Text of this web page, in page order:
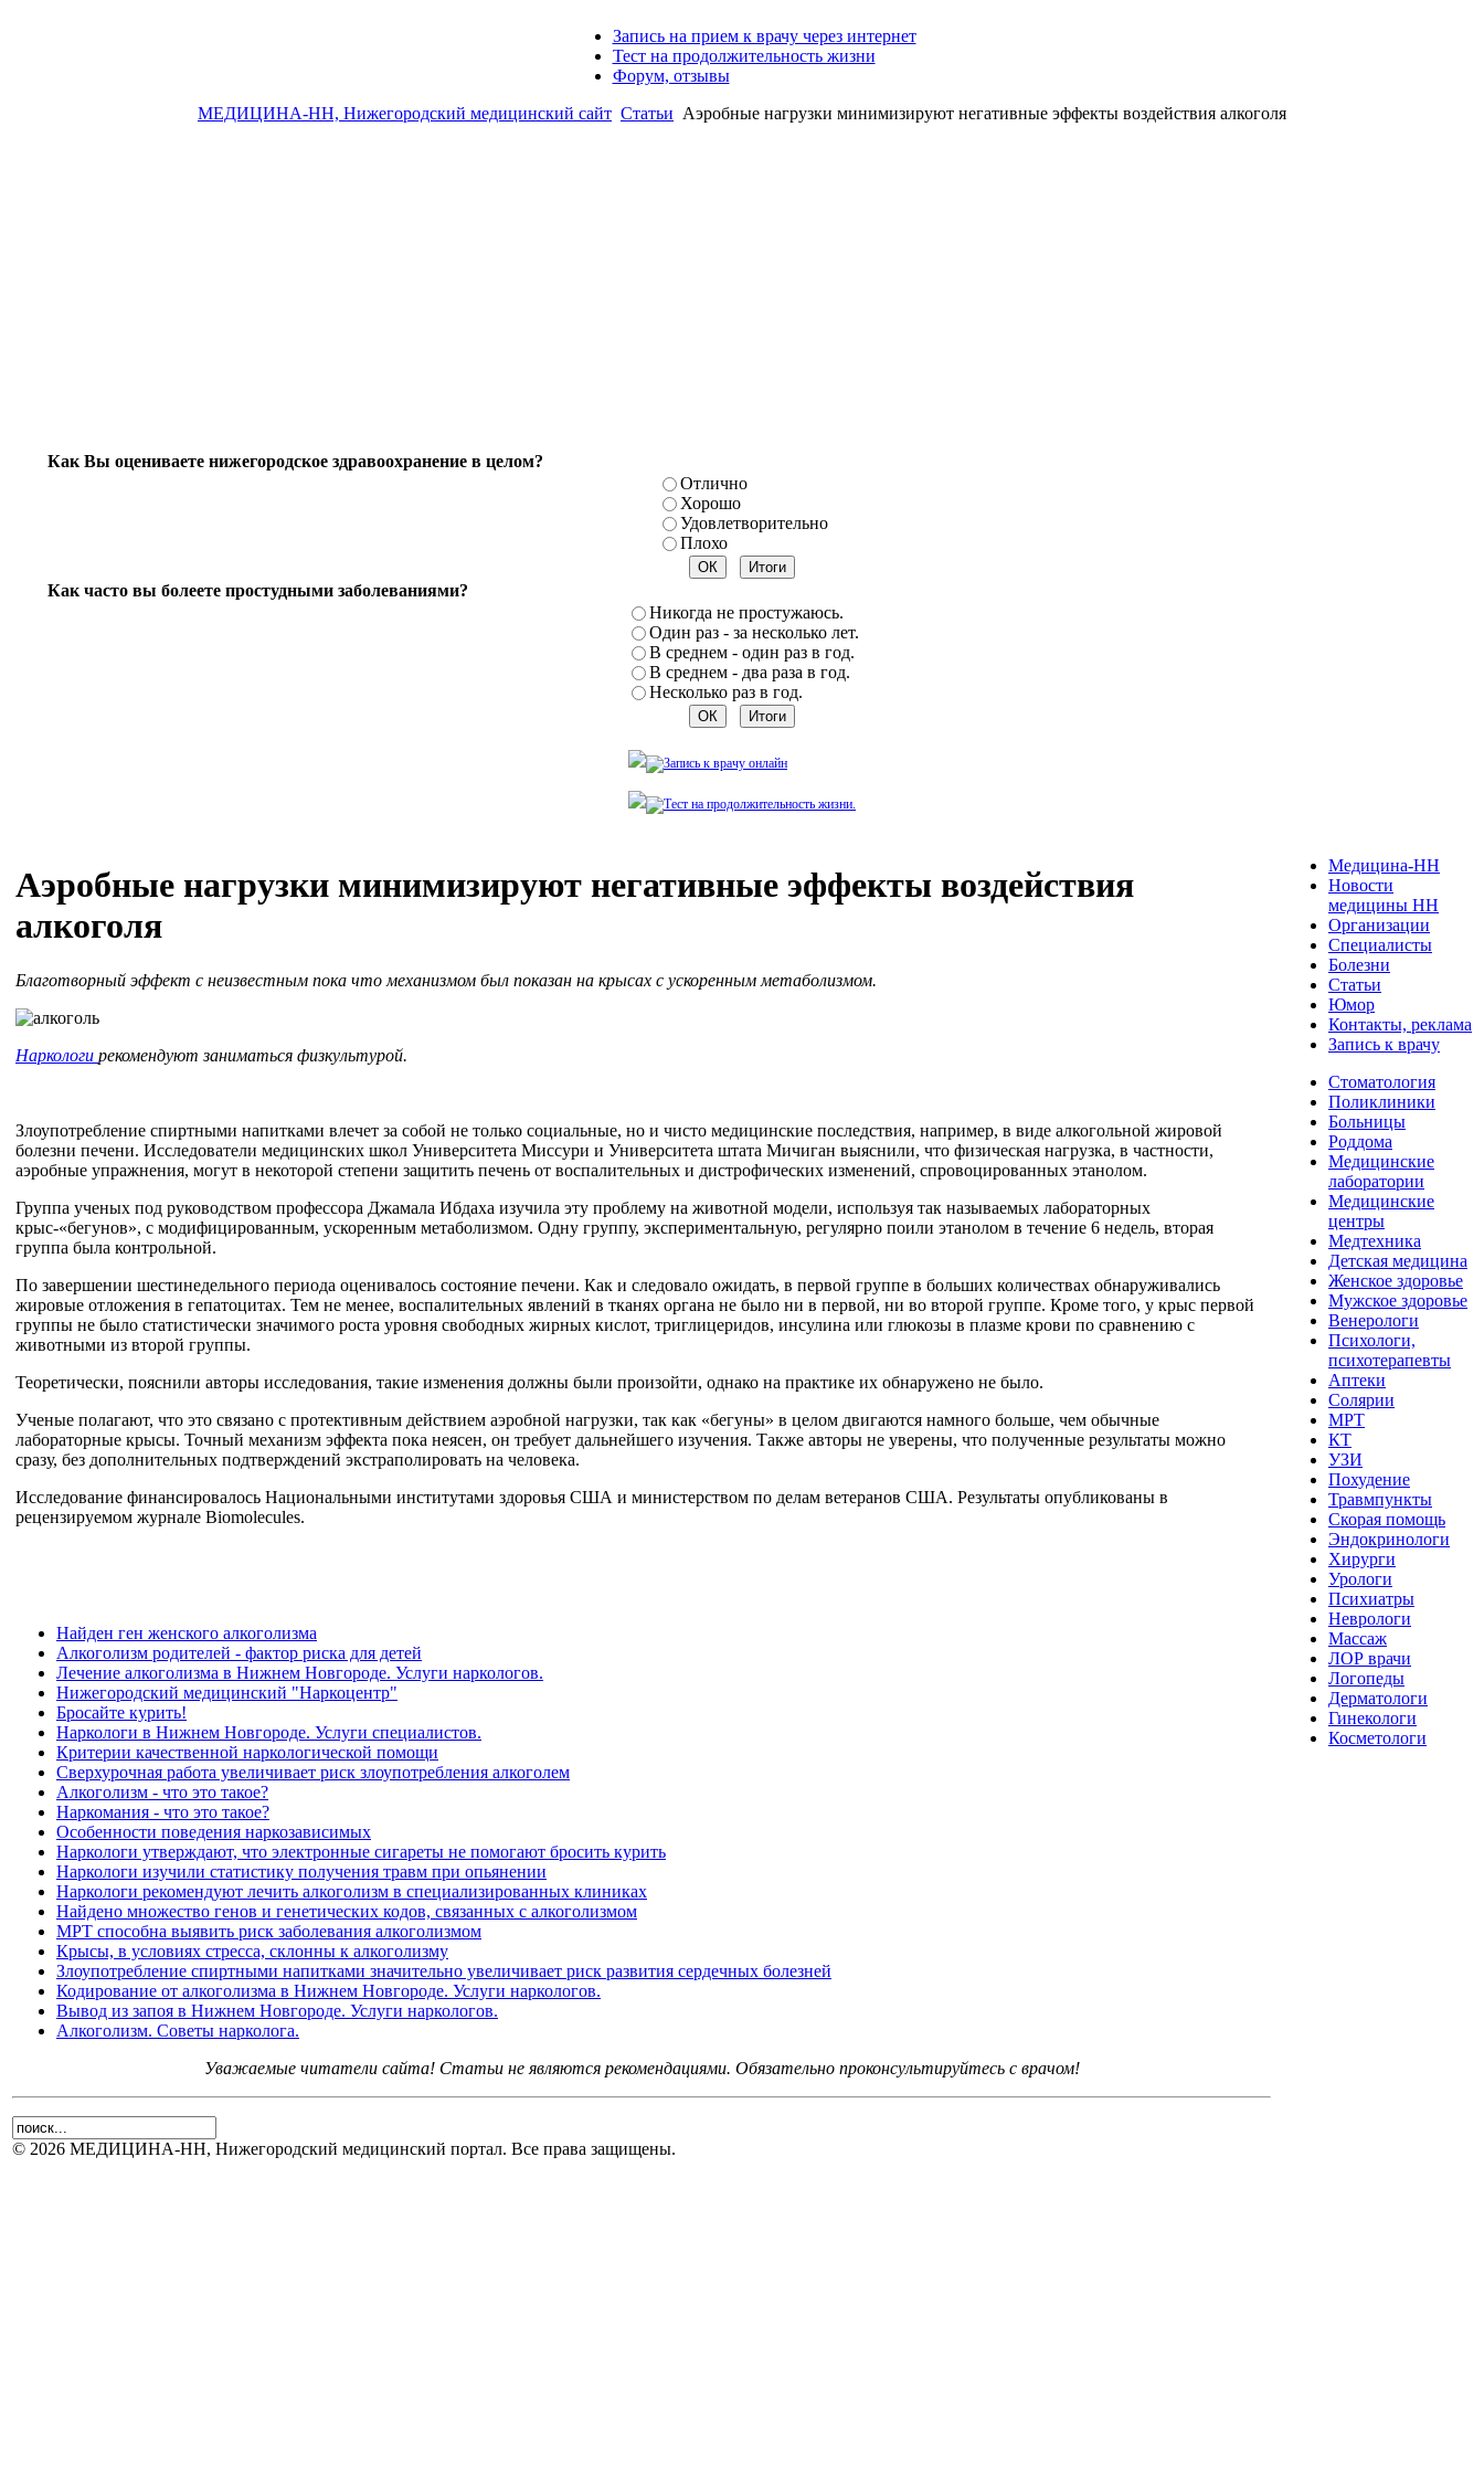
Запись на прием к врачу через интернет
Тест на продолжительность жизни
Форум, отзывы
МЕДИЦИНА-НН, Нижегородский медицинский сайт Статьи Аэробные нагрузки минимизируют негативные эффекты воздействия алкоголя
Как Вы оцениваете нижегородское здравоохранение в целом?
Отлично
Хорошо
Удовлетворительно
Плохо
Как часто вы болеете простудными заболеваниями?
Никогда не простужаюсь.
Один раз - за несколько лет.
В среднем - один раз в год.
В среднем - два раза в год.
Несколько раз в год.
Аэробные нагрузки минимизируют негативные эффекты воздействия
алкоголя
Благотворный эффект с неизвестным пока что механизмом был показан на крысах с ускоренным метаболизмом.
Наркологи рекомендуют заниматься физкультурой.
Злоупотребление спиртными напитками влечет за собой не только социальные, но и чисто медицинские последствия, например, в виде алкогольной жировой
болезни печени. Исследователи медицинских школ Университета Миссури и Университета штата Мичиган выяснили, что физическая нагрузка, в частности,
аэробные упражнения, могут в некоторой степени защитить печень от воспалительных и дистрофических изменений, спровоцированных этанолом.
Группа ученых под руководством профессора Джамала Ибдаха изучила эту проблему на животной модели, используя так называемых лабораторных
крыс-«бегунов», с модифицированным, ускоренным метаболизмом. Одну группу, экспериментальную, регулярно поили этанолом в течение 6 недель, вторая
группа была контрольной.
По завершении шестинедельного периода оценивалось состояние печени. Как и следовало ожидать, в первой группе в больших количествах обнаруживались
жировые отложения в гепатоцитах. Тем не менее, воспалительных явлений в тканях органа не было ни в первой, ни во второй группе. Кроме того, у крыс первой
группы не было статистически значимого роста уровня свободных жирных кислот, триглицеридов, инсулина или глюкозы в плазме крови по сравнению с
животными из второй группы.
Теоретически, пояснили авторы исследования, такие изменения должны были произойти, однако на практике их обнаружено не было.
Ученые полагают, что это связано с протективным действием аэробной нагрузки, так как «бегуны» в целом двигаются намного больше, чем обычные
лабораторные крысы. Точный механизм эффекта пока неясен, он требует дальнейшего изучения. Также авторы не уверены, что полученные результаты можно
сразу, без дополнительных подтверждений экстраполировать на человека.
Исследование финансировалось Национальными институтами здоровья США и министерством по делам ветеранов США. Результаты опубликованы в
рецензируемом журнале Biomolecules.
Найден ген женского алкоголизма
Алкоголизм родителей - фактор риска для детей
Лечение алкоголизма в Нижнем Новгороде. Услуги наркологов.
Нижегородский медицинский "Наркоцентр"
Бросайте курить!
Наркологи в Нижнем Новгороде. Услуги специалистов.
Критерии качественной наркологической помощи
Сверхурочная работа увеличивает риск злоупотребления алкоголем
Алкоголизм - что это такое?
Наркомания - что это такое?
Особенности поведения наркозависимых
Наркологи утверждают, что электронные сигареты не помогают бросить курить
Наркологи изучили статистику получения травм при опьянении
Наркологи рекомендуют лечить алкоголизм в специализированных клиниках
Найдено множество генов и генетических кодов, связанных с алкоголизмом
МРТ способна выявить риск заболевания алкоголизмом
Крысы, в условиях стресса, склонны к алкоголизму
Злоупотребление спиртными напитками значительно увеличивает риск развития сердечных болезней
Кодирование от алкоголизма в Нижнем Новгороде. Услуги наркологов.
Вывод из запоя в Нижнем Новгороде. Услуги наркологов.
Алкоголизм. Советы нарколога.
Уважаемые читатели сайта! Статьи не являются рекомендациями. Обязательно проконсультируйтесь с врачом!
© 2026 МЕДИЦИНА-НН, Нижегородский медицинский портал. Все права защищены.
Медицина-НН
Новости
медицины НН
Организации
Специалисты
Болезни
Статьи
Юмор
Контакты, реклама
Запись к врачу
Стоматология
Поликлиники
Больницы
Роддома
Медицинские
лаборатории
Медицинские
центры
Медтехника
Детская медицина
Женское здоровье
Мужское здоровье
Венерологи
Психологи,
психотерапевты
Аптеки
Солярии
МРТ
КТ
УЗИ
Похудение
Травмпункты
Скорая помощь
Эндокринологи
Хирурги
Урологи
Психиатры
Неврологи
Массаж
ЛОР врачи
Логопеды
Дерматологи
Гинекологи
Косметологи